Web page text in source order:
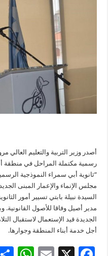
أصدر وزير التربية والتعليم العالي
رسمية مكتملة المراحل في
“ثانوية أبي سمراء النموذجية
مجلس الإنماء والإعمار المبنى
السيدة نبيلة بابتي تسيير أمور
مدير أصيل وفاقا للأصول القانونية.
الجديدة قيد الإستعمال لاستقبال
أجل خدمة أبناء المنطقة وجوارها.